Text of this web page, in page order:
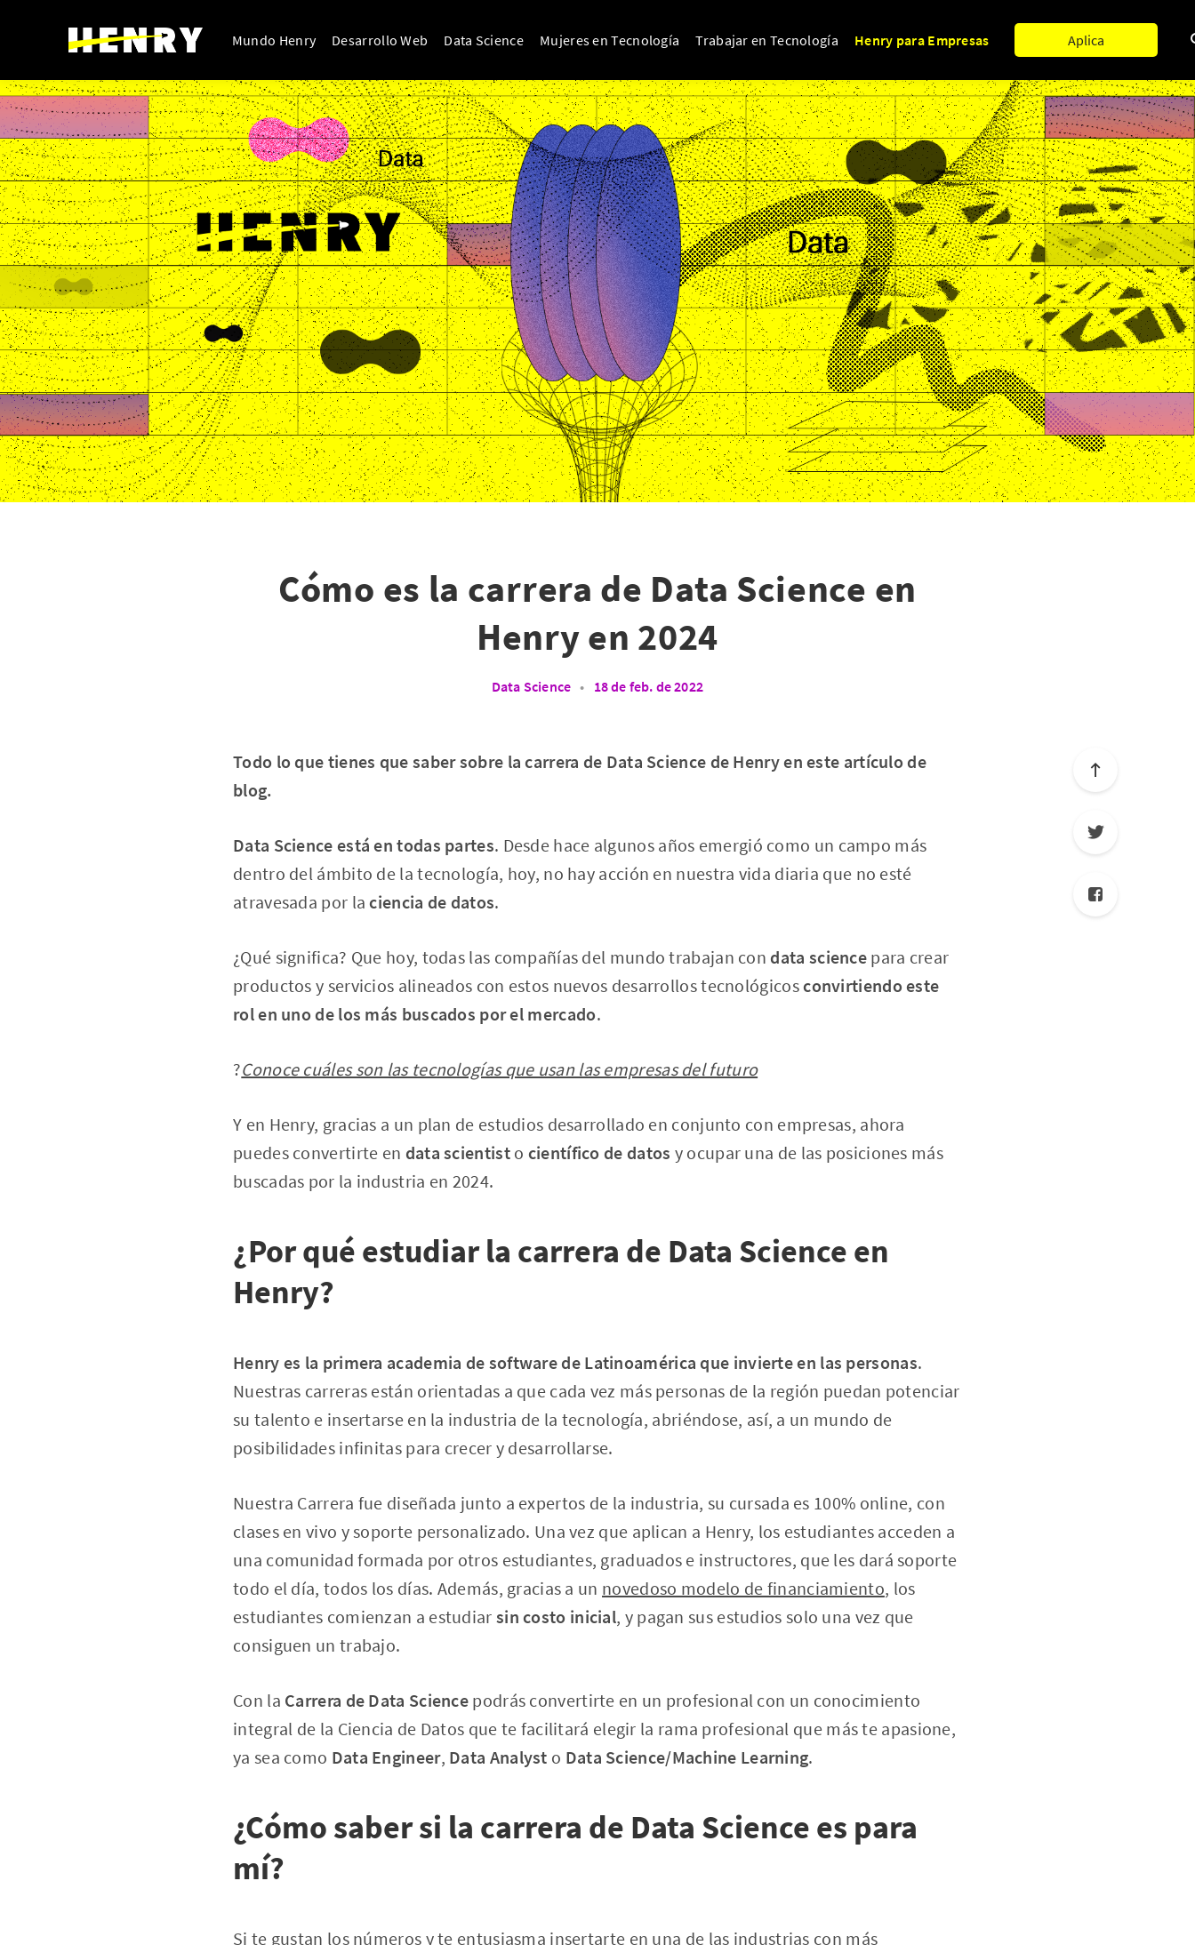
Mundo Henry Desarrollo Web Data Science Mujeres en Tecnología Trabajar en Tecnología Henry para Empresas Aplica
Cómo es la carrera de Data Science en
Henry en 2024
Data Science • 18 de feb. de 2022
Todo lo que tienes que saber sobre la carrera de Data Science de Henry en este artículo de
blog.
Data Science está en todas partes. Desde hace algunos años emergió como un campo más
dentro del ámbito de la tecnología, hoy, no hay acción en nuestra vida diaria que no esté
atravesada por laciencia de datos.
¿Qué significa? Que hoy, todas las compañías del mundo trabajan con data science para crear
productos y servicios alineados con estos nuevos desarrollos tecnológicosconvirtiendo este
rol en uno de los más buscados por el mercado.
?Conoce cuáles son las tecnologías que usan las empresas del futuro
Y en Henry, gracias a un plan de estudios desarrollado en conjunto con empresas, ahora
puedes convertirte en data scientisto científico de datos y ocupar una de las posiciones más
buscadas por la industria en 2024.
¿Por qué estudiar la carrera de Data Science en
Henry?
Henry es la primera academia de software de Latinoamérica que invierte en las personas.
Nuestras carreras están orientadas a que cada vez más personas de la región puedan potenciar
su talento e insertarse en la industria de la tecnología, abriéndose, así, a un mundo de
posibilidades infinitas para crecer y desarrollarse.
Nuestra Carrera fue diseñada junto a expertos de la industria, su cursada es 100% online, con
clases en vivo y soporte personalizado. Una vez que aplican a Henry, los estudiantes acceden a
una comunidad formada por otros estudiantes, graduados e instructores, que les dará soporte
todo el día, todos los días. Además, gracias a un novedoso modelo de financiamiento, los
estudiantes comienzan a estudiar sin costo inicial, y pagan sus estudios solo una vez que
consiguen un trabajo.
Con la Carrera de Data Science podrás convertirte en un profesional con un conocimiento
integral de la Ciencia de Datos que te facilitará elegir la rama profesional que más te apasione,
ya sea como Data Engineer, Data Analyst o Data Science/Machine Learning.
¿Cómo saber si la carrera de Data Science es para
mí?
Si te gustan los números y te entusiasma insertarte en una de las industrias con más